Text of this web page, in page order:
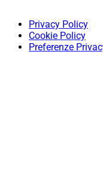
Privacy Policy
Cookie Policy
Preferenze